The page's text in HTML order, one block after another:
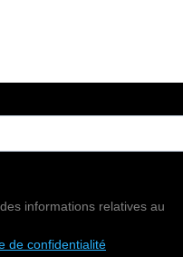
informations relatives au
de confidentialité